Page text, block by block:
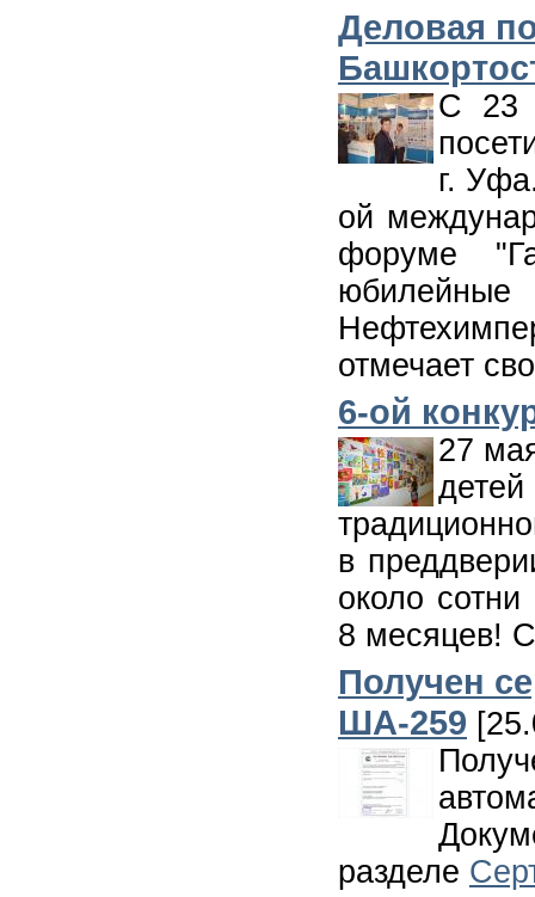
Деловая
С 23
г.
ой
форуме
отмечает
6-ой
27
в
около
8 месяцев!
Получен
ША-259
разделе